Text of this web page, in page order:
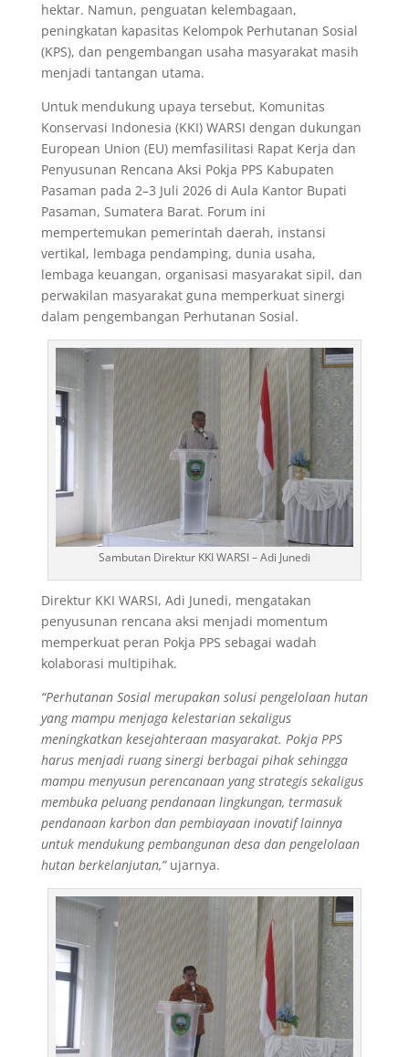
hektar. Namun, penguatan kelembagaan,
peningkatan kapasitas Kelompok Perhutanan Sosial
(KPS), dan pengembangan usaha masyarakat masih
menjadi tantangan utama.
Untuk mendukung upaya tersebut, Komunitas
Konservasi Indonesia (KKI) WARSI dengan dukungan
European Union (EU) memfasilitasi Rapat Kerja dan
Penyusunan Rencana Aksi Pokja PPS Kabupaten
Pasaman pada 2–3 Juli 2026 di Aula Kantor Bupati
Pasaman, Sumatera Barat. Forum ini
mempertemukan pemerintah daerah, instansi
vertikal, lembaga pendamping, dunia usaha,
lembaga keuangan, organisasi masyarakat sipil, dan
perwakilan masyarakat guna memperkuat sinergi
dalam pengembangan Perhutanan Sosial.
Sambutan Direktur KKI WARSI – Adi Junedi
Direktur KKI WARSI, Adi Junedi, mengatakan
penyusunan rencana aksi menjadi momentum
memperkuat peran Pokja PPS sebagai wadah
kolaborasi multipihak.
“Perhutanan Sosial merupakan solusi pengelolaan hutan
yang mampu menjaga kelestarian sekaligus
meningkatkan kesejahteraan masyarakat. Pokja PPS
harus menjadi ruang sinergi berbagai pihak sehingga
mampu menyusun perencanaan yang strategis sekaligus
membuka peluang pendanaan lingkungan, termasuk
pendanaan karbon dan pembiayaan inovatif lainnya
untuk mendukung pembangunan desa dan pengelolaan
hutan berkelanjutan,”ujarnya.